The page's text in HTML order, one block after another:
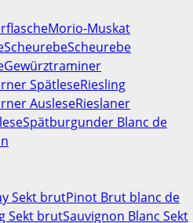
Morio-Muskat
ScheurebeScheurebe
Gewürztraminer
SpätleseRiesling
AusleseRieslaner
Spätburgunder Blanc de
Sekt brutPinot Brut blanc de
Sekt brutSauvignon Blanc Sekt